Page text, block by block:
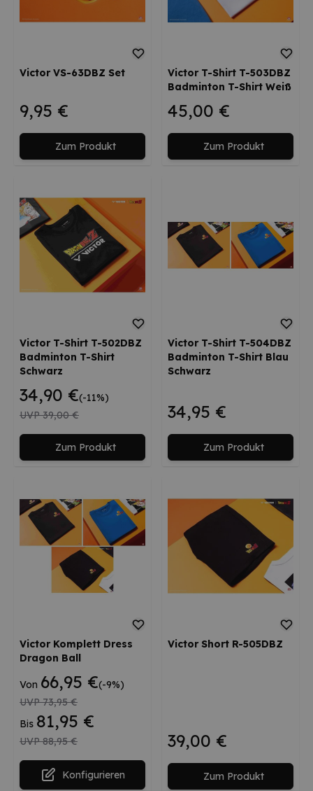
Victor VS-63DBZ Set
9,95 €
Zum Produkt
Victor T-Shirt T-503DBZ
Badminton T-Shirt Weiß
45,00 €
Zum Produkt
Victor T-Shirt T-502DBZ
Badminton T-Shirt
Schwarz
34,90 €
UVP 39,00 €
(-11%)
Zum Produkt
Victor T-Shirt T-504DBZ
Badminton T-Shirt Blau
Schwarz
34,95 €
Zum Produkt
Victor Komplett Dress
Dragon Ball
Der Preis hängt von den auf der Produktseite
Von 66,95 €
UVP 73,95 €
Bis 81,95 €
UVP 88,95 €
(-9%)
Konfigurieren
Victor Short R-505DBZ
39,00 €
Zum Produkt